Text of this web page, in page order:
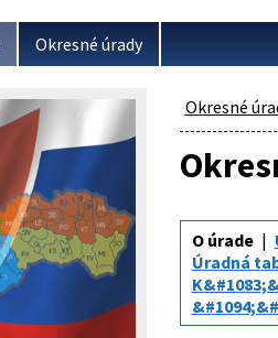
Okresné úrady
Okresné
O úrade
Úradná